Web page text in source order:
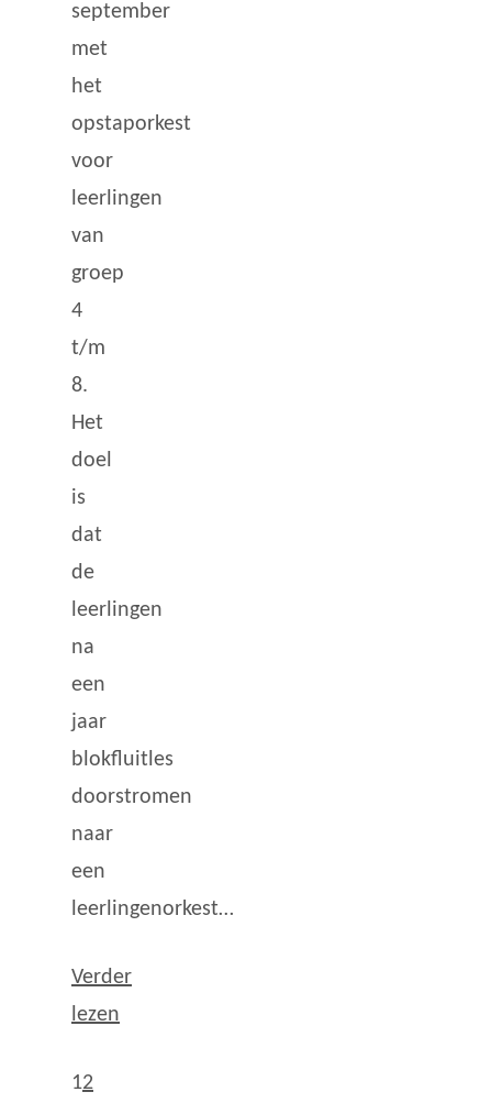
september
met
het
opstaporkest
voor
leerlingen
van
groep
4
t/m
8.
Het
doel
is
dat
de
leerlingen
na
een
jaar
blokfluitles
doorstromen
naar
een
leerlingenorkest…
Verder
lezen
12